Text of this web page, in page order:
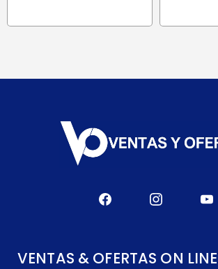
VENTAS & OFERTAS ON